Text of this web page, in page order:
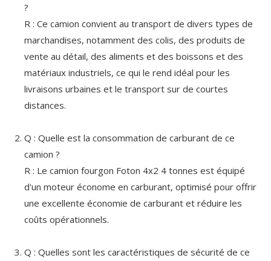
?
R : Ce camion convient au transport de divers types de
marchandises, notamment des colis, des produits de
vente au détail, des aliments et des boissons et des
matériaux industriels, ce qui le rend idéal pour les
livraisons urbaines et le transport sur de courtes
distances.
Q : Quelle est la consommation de carburant de ce
camion ?
R : Le camion fourgon Foton 4x2 4 tonnes est équipé
d'un moteur économe en carburant, optimisé pour offrir
une excellente économie de carburant et réduire les
coûts opérationnels.
Q : Quelles sont les caractéristiques de sécurité de ce